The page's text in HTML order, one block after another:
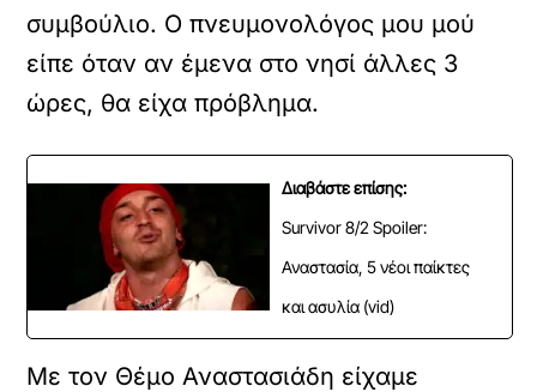
συμβούλιο. Ο πνευμονολόγος μου μού
είπε όταν αν έμενα στο νησί άλλες 3
ώρες, θα είχα πρόβλημα.
Διαβάστε επίσης:
Survivor 8/2 Spoiler:
Αναστασία, 5 νέοι παίκτες
και ασυλία (vid)
Με τον Θέμο Αναστασιάδη είχαμε